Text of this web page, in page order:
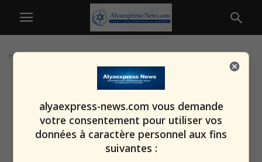
Home
alyaexpress-news.com vous demande
votre consentement pour utiliser vos
données à caractère personnel aux fins
suivantes :